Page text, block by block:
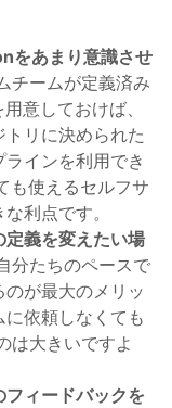
をあまり意識させ
チームが定義済み
意しておけば、
リに決められた
インを利用でき
も使えるセルフサ
利点です。
定義を変えたい場
分たちのペースで
が最大のメリッ
に依頼しなくても
は大きいですよ
ィードバックを